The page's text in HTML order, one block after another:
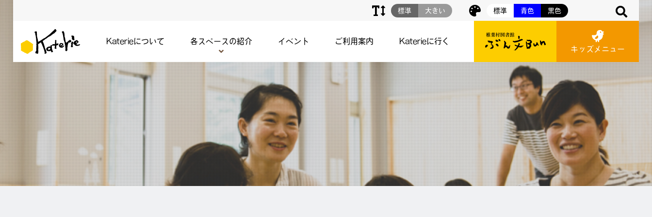
標準 青色 黒色
標準 大きい
Katerieについて 各スペースの紹介 イベント ご利用案内
Katerieに行く
キッズメニュー